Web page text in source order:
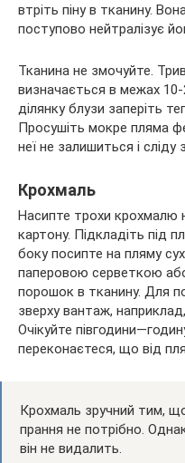
втріть піну в тканину.
поступово нейтралізує
Тканина не змочуйте.
визначається в межах
ділянку блузи заперіть
Просушіть мокре пляма
неї не залишиться і сліду
Крохмаль
Насипте трохи крохмалю
картону. Підкладіть під
боку посипте на пляму
паперовою серветкою
порошок в тканину. Для
зверху вантаж,
Очікуйте
переконаєтеся, що від
Крохмаль зручний тим,
прання не потрібно.
він не видалить.